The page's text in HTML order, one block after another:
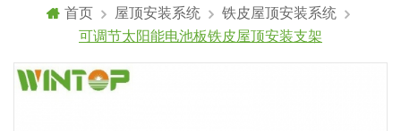
首页 屋顶安装系统
铁皮屋顶安装系统
可调节太阳能电池板铁皮屋顶安装支架